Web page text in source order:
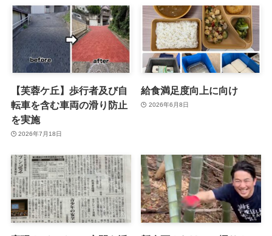
【芙蓉ケ丘】歩行者及び自
転車を含む車両の滑り防止
を実施
2026年7月18日
給食満足度向上に向け
2026年6月8日